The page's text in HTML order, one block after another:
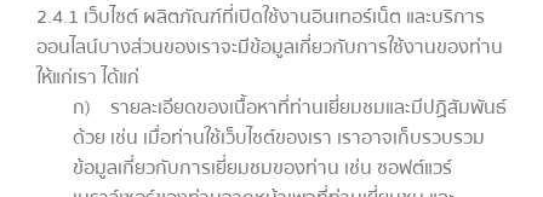
2.4.1 เว็บไซต์ ผลิตภัณฑ์ที่เปิดใช้งานอินเทอร์เน็ต และบริการ
ออนไลน์บางส่วนของเราจะมีข้อมูลเกี่ยวกับการใช้งานของท่าน
ให้แก่เรา ได้แก่
ก) รายละเอียดของเนื้อหาที่ท่านเยี่ยมชมและมีปฏิสัมพันธ์
ด้วย เช่น เมื่อท่านใช้เว็บไซต์ของเรา เราอาจเก็บรวบรวม
ข้อมูลเกี่ยวกับการเยี่ยมชมของท่าน เช่น ซอฟต์แวร์